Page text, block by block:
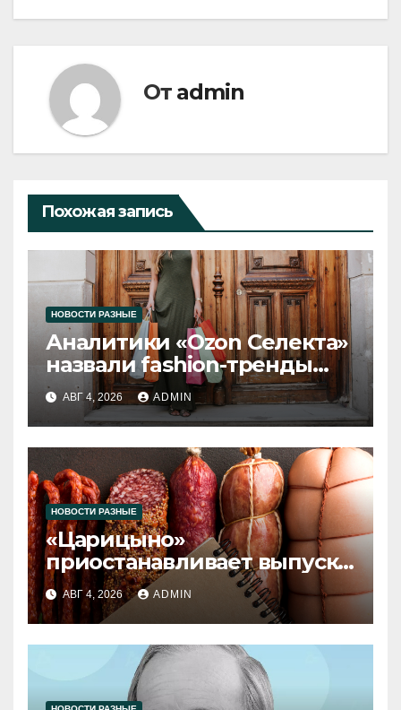
От admin
Похожая запись
НОВОСТИ РАЗНЫЕ
Аналитики «Ozon Селекта»
назвали fashion-тренды
2026 года
АВГ 4, 2026 ADMIN
НОВОСТИ РАЗНЫЕ
«Царицыно»
приостанавливает выпуск
продукции
АВГ 4, 2026 ADMIN